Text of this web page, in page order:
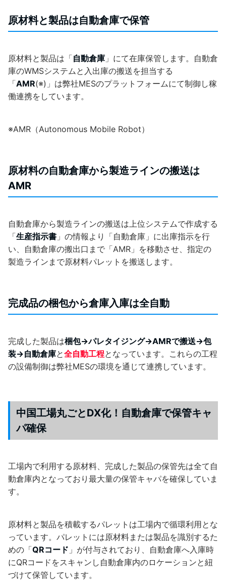
原材料と製品は自動倉庫で保管
原材料と製品は「自動倉庫 」にて在庫保管します。自動倉
庫のWMSシステムと入出庫の搬送を担当する
「AMR(※)」は弊社MESのプラットフォームにて制御し稼
働連携をしています。
※AMR（Autonomous Mobile Robot）
原材料の自動倉庫から製造ラインの搬送は
AMR
自動倉庫から製造ラインの搬送は上位システムで作成する
「生産指示書 」の情報より「自動倉庫」に出庫指示を行
い、自動倉庫の搬出口まで「AMR」を移動させ、指定の
製造ラインまで原材料パレットを搬送します。
完成品の梱包から倉庫入庫は全自動
完成した製品は梱包→パレタイジング→AMRで搬送→包
装→自動倉庫と全自動工程となっています。これらの工程
の設備制御は弊社MESの環境を通じて連携しています。
中国工場丸ごとDX化！自動倉庫で保管キャ
パ確保
工場内で利用する原材料、完成した製品の保管先は全て自
動倉庫内となっており最大量の保管キャパを確保していま
す。
原材料と製品を積載するパレットは工場内で循環利用とな
っています。パレットには原材料または製品を識別するた
めの「QRコード 」が付与されており、自動倉庫へ入庫時
にQRコードをスキャンし自動倉庫内のロケーションと紐
づけて保管しています。